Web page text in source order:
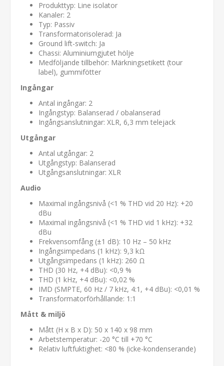
Produkttyp: Line isolator
Kanaler: 2
Typ: Passiv
Transformatorisolerad: Ja
Ground lift-switch: Ja
Chassi: Aluminiumgjutet hölje
Medföljande tillbehör: Märkningsetikett (tour
label), gummifötter
Ingångar
Antal ingångar: 2
Ingångstyp: Balanserad / obalanserad
Ingångsanslutningar: XLR, 6,3 mm telejack
Utgångar
Antal utgångar: 2
Utgångstyp: Balanserad
Utgångsanslutningar: XLR
Audio
Maximal ingångsnivå (<1 % THD vid 20 Hz): +20
dBu
Maximal ingångsnivå (<1 % THD vid 1 kHz): +32
dBu
Frekvensomfång (±1 dB): 10 Hz – 50 kHz
Ingångsimpedans (1 kHz): 9,3 kΩ
Utgångsimpedans (1 kHz): 260 Ω
THD (30 Hz, +4 dBu): <0,9 %
THD (1 kHz, +4 dBu): <0,02 %
IMD (SMPTE, 60 Hz / 7 kHz, 4:1, +4 dBu): <0,01 %
Transformatorförhållande: 1:1
Mått & miljö
Mått (H x B x D): 50 x 140 x 98 mm
Arbetstemperatur: -20 °C till +70 °C
Relativ luftfuktighet: <80 % (icke-kondenserande)